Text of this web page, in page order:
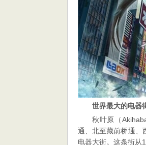
世界最大的电器
秋叶原（
通、北至藏前桥通、
电器大街。这条街从